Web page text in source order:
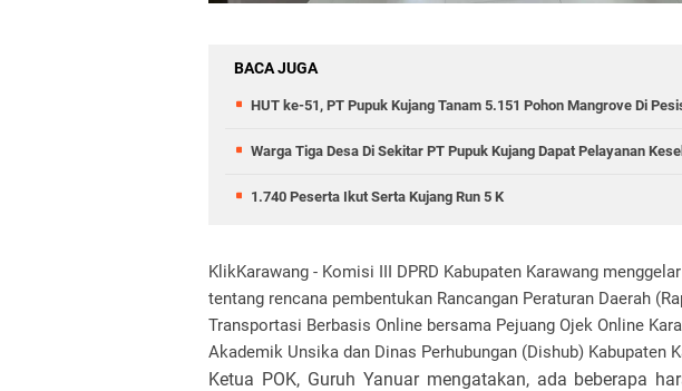
BACA JUGA
HUT ke-51, PT Pupuk Kujang Tanam 5.151 Pohon Mangrove Di
Warga Tiga Desa Di Sekitar PT Pupuk Kujang Dapat Pelayanan
1.740 Peserta Ikut Serta Kujang Run 5 K
KlikKarawang - Komisi III DPRD Kabupaten Karawang
tentang rencana pembentukan Rancangan Peraturan Daerah
Transportasi Berbasis Online bersama Pejuang Ojek Online
Akademik Unsika dan Dinas Perhubungan (Dishub) Kabupaten
Ketua POK, Guruh Yanuar mengatakan, ada beberapa